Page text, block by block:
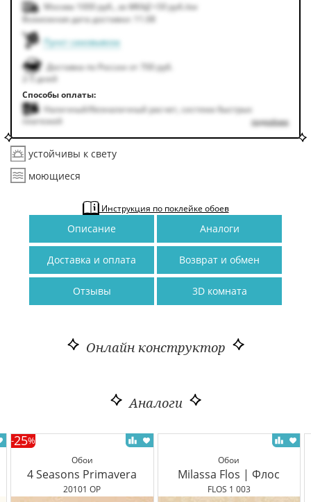
Москва 1000руб. за МКАД +50руб. /км
Возможная дата доставки: 11.08
Пункт самовывоза
Доставка по России от 700 руб.
2-5 дней
Способы оплаты:
Наличный/безналичный расчет, система быстрых
платежей
подробнее
устойчивы к свету
моющиеся
Инструкция по поклейке обоев
Описание Аналоги
Доставка и оплата Возврат и обмен
Отзывы 3D комната
Онлайн конструктор
Аналоги
Обои
4 Seasons Primavera
20101 OP
-25%
Обои
Milassa Flos | Флос
FLOS 1 003